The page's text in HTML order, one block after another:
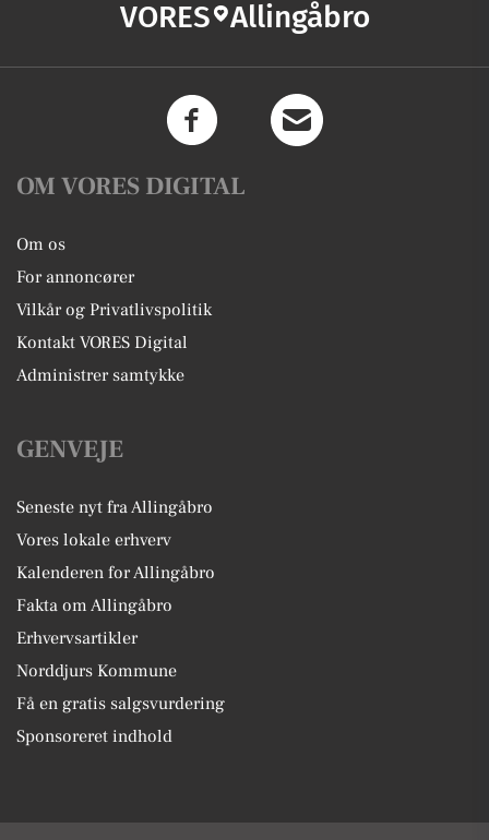
VORES Allingåbro
OM VORES DIGITAL
Om os
For annoncører
Vilkår og Privatlivspolitik
Kontakt VORES Digital
Administrer samtykke
GENVEJE
Seneste nyt fra Allingåbro
Vores lokale erhverv
Kalenderen for Allingåbro
Fakta om Allingåbro
Erhvervsartikler
Norddjurs Kommune
Få en gratis salgsvurdering
Sponsoreret indhold